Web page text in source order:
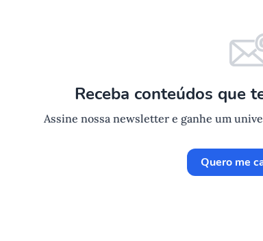
Receba conteúdos que
Assine nossa newsletter e ganhe um
Quero me